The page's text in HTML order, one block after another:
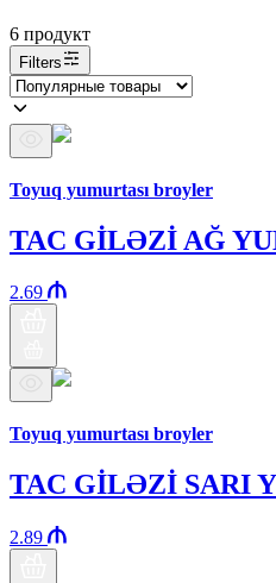
6 продукт
Filters
Toyuq yumurtası broyler
TAC GİLƏZİ AĞ
2.69
Toyuq yumurtası broyler
TAC GİLƏZİ SARI
2.89